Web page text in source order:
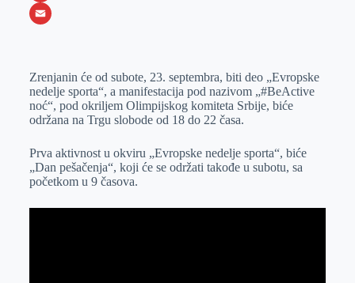
o
e
e
r
k
I
n
b
h
s
A
p
p
X
a
i
l
Zrenjanin će od subote, 23. septembra, biti deo „Evropske
nedelje sporta“, a manifestacija pod nazivom „#BeActive
noć“, pod okriljem Olimpijskog komiteta Srbije, biće
održana na Trgu slobode od 18 do 22 časa.
Prva aktivnost u okviru „Evropske nedelje sporta“, biće
„Dan pešačenja“, koji će se održati takođe u subotu, sa
početkom u 9 časova.